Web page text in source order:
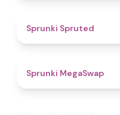
Sprunki Spruted
Sprunki MegaSwap